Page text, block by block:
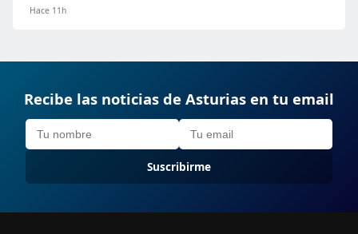
Hace 11h
Recibe las noticias de Asturias en tu email
Suscribirme